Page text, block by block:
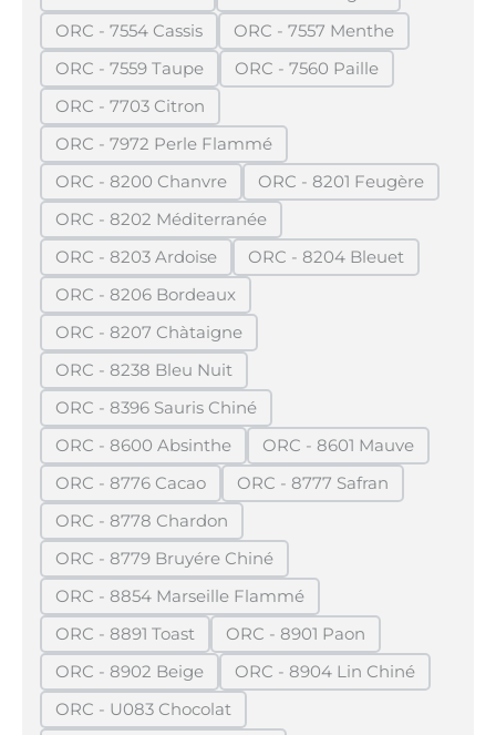
(Diese Option ist zurzeit nicht verfügbar.)
(Diese Option ist zurzeit
ORC - 7554 Cassis
(Diese Option ist zurzeit nicht verfügbar.)
ORC - 7557 Menthe
(Diese Option ist zurzeit
ORC - 7559 Taupe
(Diese Option ist zurzeit nicht verfügbar.)
ORC - 7560 Paille
(Diese Option ist zurzeit
ORC - 7703 Citron
(Diese Option ist zurzeit nicht verfügbar.)
ORC - 7972 Perle Flammé
(Diese Option ist zurzeit nicht verfügbar.)
ORC - 8200 Chanvre
(Diese Option ist zurzeit nicht verfügbar.)
ORC - 8201 Feugère
(Diese Option ist
ORC - 8202 Méditerranée
(Diese Option ist zurzeit nicht verfügbar.)
ORC - 8203 Ardoise
(Diese Option ist zurzeit nicht verfügbar.)
ORC - 8204 Bleuet
(Diese Option ist
ORC - 8206 Bordeaux
(Diese Option ist zurzeit nicht verfügbar.)
ORC - 8207 Chàtaigne
(Diese Option ist zurzeit nicht verfügbar.)
ORC - 8238 Bleu Nuit
(Diese Option ist zurzeit nicht verfügbar.)
ORC - 8396 Sauris Chiné
(Diese Option ist zurzeit nicht verfügbar.)
ORC - 8600 Absinthe
(Diese Option ist zurzeit nicht verfügbar.)
ORC - 8601 Mauve
(Diese Option ist
ORC - 8776 Cacao
(Diese Option ist zurzeit nicht verfügbar.)
ORC - 8777 Safran
(Diese Option ist zurzeit
ORC - 8778 Chardon
(Diese Option ist zurzeit nicht verfügbar.)
ORC - 8779 Bruyére Chiné
(Diese Option ist zurzeit nicht verfügbar.)
ORC - 8854 Marseille Flammé
(Diese Option ist zurzeit nicht verfügbar.)
ORC - 8891 Toast
(Diese Option ist zurzeit nicht verfügbar.)
ORC - 8901 Paon
(Diese Option ist zurzeit
ORC - 8902 Beige
(Diese Option ist zurzeit nicht verfügbar.)
ORC - 8904 Lin Chiné
(Diese Option ist
ORC - U083 Chocolat
(Diese Option ist zurzeit nicht verfügbar.)